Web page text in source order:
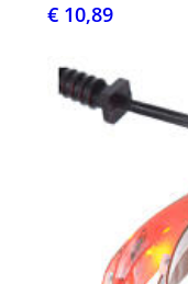
€ 10,89